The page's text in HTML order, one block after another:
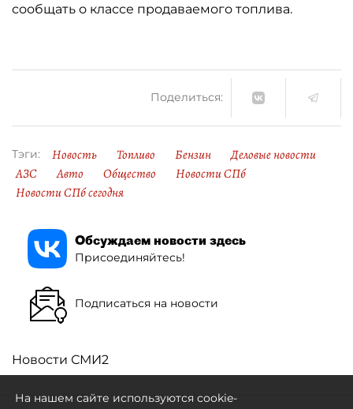
сообщать о классе продаваемого топлива.
Поделиться:
Тэги: Новость Топливо Бензин
Деловые новости
АЗС
Авто Общество
Новости СПб
Новости СПб сегодня
Обсуждаем новости здесь
Присоединяйтесь!
Подписаться на новости
Новости СМИ2
На нашем сайте используются cookie-